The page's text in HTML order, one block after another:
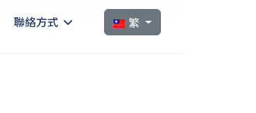
聯絡方式 選擇你的語言
繁